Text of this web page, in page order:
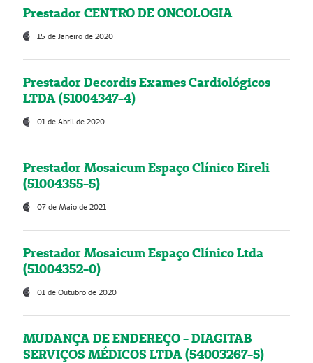
Prestador CENTRO DE ONCOLOGIA
15 de Janeiro de 2020
Prestador Decordis Exames Cardiológicos
LTDA (51004347-4)
01 de Abril de 2020
Prestador Mosaicum Espaço Clínico Eireli
(51004355-5)
07 de Maio de 2021
Prestador Mosaicum Espaço Clínico Ltda
(51004352-0)
01 de Outubro de 2020
MUDANÇA DE ENDEREÇO - DIAGITAB
SERVIÇOS MÉDICOS LTDA (54003267-5)